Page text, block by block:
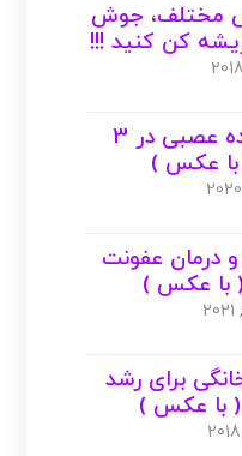
روش مختلف، جوش
کن کنید !!!
درمان معده عصبی در 3
عکس )
عفونت
با عکس )
برای رشد
با عکس )